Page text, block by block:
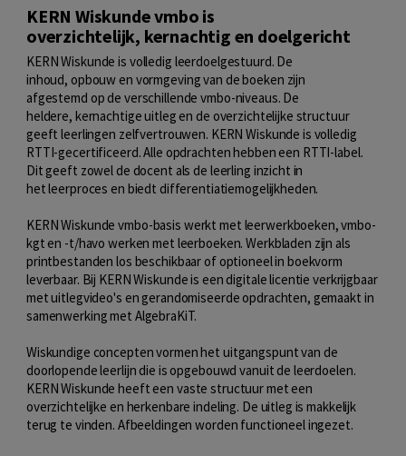
KERN Wiskunde vmbo is
overzichtelijk, kernachtig en doelgericht
KERN Wiskunde is volledig leerdoelgestuurd. De
inhoud, opbouw en vormgeving van de boeken zijn
afgestemd op de verschillende vmbo-niveaus. De
heldere, kernachtige uitleg en de overzichtelijke structuur
geeft leerlingen zelfvertrouwen. KERN Wiskunde is volledig
RTTI-gecertificeerd. Alle opdrachten hebben een RTTI-label.
Dit geeft zowel de docent als de leerling inzicht in
het leerproces en biedt differentiatiemogelijkheden.
KERN Wiskunde vmbo-basis werkt met leerwerkboeken, vmbo-
kgt en -t/havo werken met leerboeken. Werkbladen zijn als
printbestanden los beschikbaar of optioneel in boekvorm
leverbaar. Bij KERN Wiskunde is een digitale licentie verkrijgbaar
met uitlegvideo's en gerandomiseerde opdrachten, gemaakt in
samenwerking met AlgebraKiT.
Wiskundige concepten vormen het uitgangspunt van de
doorlopende leerlijn die is opgebouwd vanuit de leerdoelen.
KERN Wiskunde heeft een vaste structuur met een
overzichtelijke en herkenbare indeling. De uitleg is makkelijk
terug te vinden. Afbeeldingen worden functioneel ingezet.